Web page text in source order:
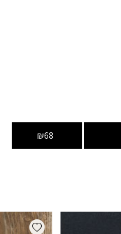
₪68
wishlist